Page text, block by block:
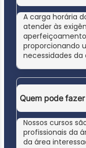
A carga horária
atender às
aperfeiçoamento
proporcionando
necessidades da
Quem pode
Nossos cursos
profissionais da
da área